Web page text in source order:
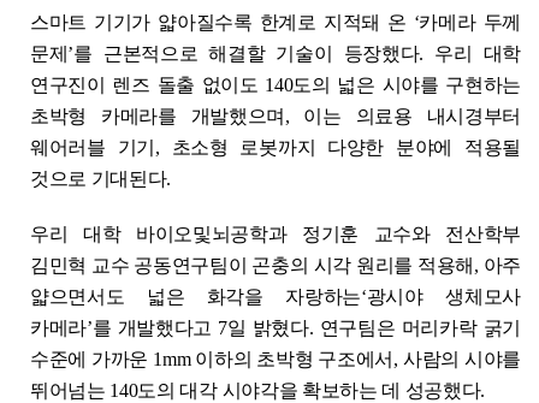
스마트 기기가 얇아질수록 한계로 지적돼 온 ‘카메라 두께
문제’를 근본적으로 해결할 기술이 등장했다. 우리 대학
연구진이 렌즈 돌출 없이도 140도의 넓은 시야를 구현하는
초박형 카메라를 개발했으며, 이는 의료용 내시경부터
웨어러블 기기, 초소형 로봇까지 다양한 분야에 적용될
것으로 기대된다.
우리 대학 바이오및뇌공학과 정기훈 교수와 전산학부
김민혁 교수 공동연구팀이 곤충의 시각 원리를 적용해, 아주
얇으면서도 넓은 화각을 자랑하는‘광시야 생체모사
카메라’를 개발했다고 7일 밝혔다. 연구팀은 머리카락 굵기
수준에 가까운 1mm 이하의 초박형 구조에서, 사람의 시야를
뛰어넘는 140도의 대각 시야각을 확보하는 데 성공했다.